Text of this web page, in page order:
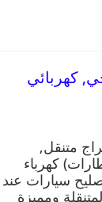
وبنشر, بنجرجي, كهربائي
متنقل,
كهرباء
سيارات عند
ومميزة